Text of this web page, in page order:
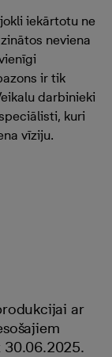
iekārtotu ne
neviena
ir tik
darbinieki
kuri
vīziju.
ar
30.06.2025.